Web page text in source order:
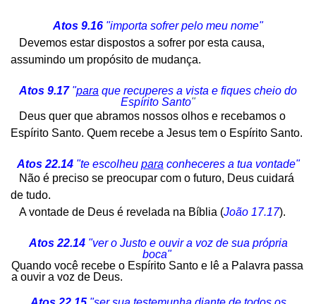
Atos 9.16 "importa sofrer pelo meu nome"
Devemos estar dispostos a sofrer por esta causa,
assumindo um propósito de mudança.
Atos 9.17 "para que recuperes a vista e fiques cheio do
Espírito Santo"
Deus quer que abramos nossos olhos e recebamos o
Espírito Santo. Quem recebe a Jesus tem o Espírito Santo.
Atos 22.14"te escolheu para conheceres a tua vontade"
Não é preciso se preocupar com o futuro, Deus cuidará
de tudo.
A vontade de Deus é revelada na Bíblia (João 17.17).
Atos 22.14"ver o Justo e ouvir a voz de sua própria
boca"
Quando você recebe o Espírito Santo e lê a Palavra passa
a ouvir a voz de Deus.